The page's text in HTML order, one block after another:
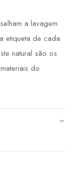
a lavagem
etiqueta de cada
natural são os
do